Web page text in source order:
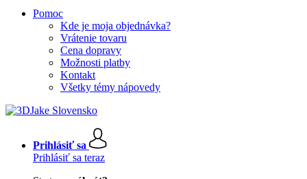
Pomoc
Kde je moja objednávka?
Vrátenie tovaru
Cena dopravy
Možnosti platby
Kontakt
Všetky témy nápovedy
Prihlásiť sa
Prihlásiť sa teraz